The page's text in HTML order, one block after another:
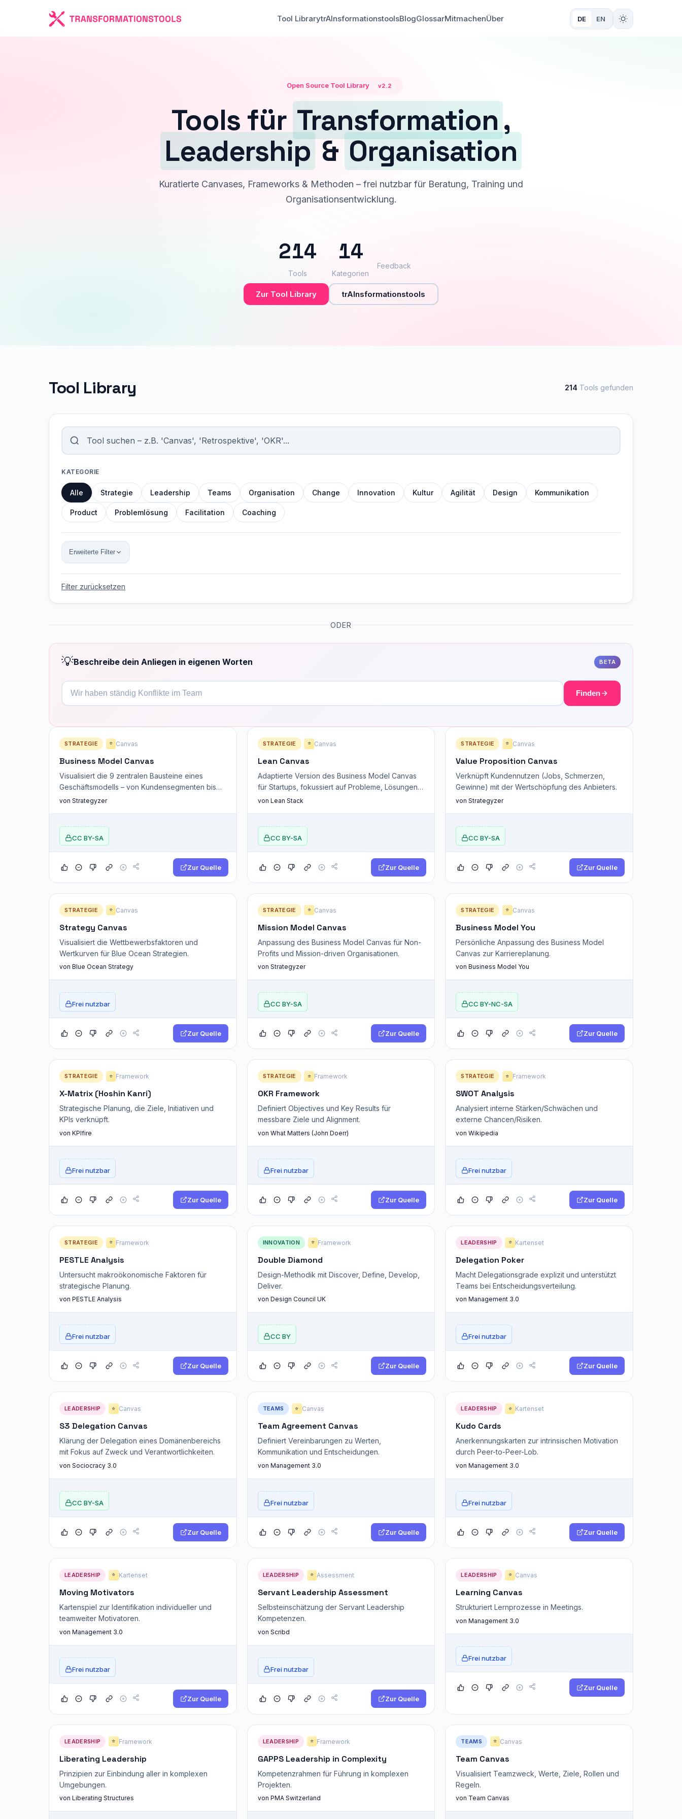
Tool LibrarytrAInsformationstoolsBlogGlossarMitmachenÜber DE EN
Open Source Tool Library v2.2
Tools für Transformation,
Leadership&Organisation
Kuratierte Canvases, Frameworks & Methoden – frei nutzbar für Beratung, Training und
Organisationsentwicklung.
214
Tools
14
Kategorien
Feedback
Zur Tool Library trAInsformationstools
Tool Library 214 Tools gefunden
KATEGORIE
Alle Strategie Leadership Teams Organisation Change Innovation Kultur Agilität Design Kommunikation
Product Problemlösung Facilitation Coaching
Erweiterte Filter
Filter zurücksetzen
ODER
💡Beschreibe dein Anliegen in eigenen Worten BETA
Finden
STRATEGIE ⭐ Canvas
Business Model Canvas
Visualisiert die 9 zentralen Bausteine eines
Geschäftsmodells – von Kundensegmenten bis
Ertragsströmen.
von Strategyzer
CC BY-SA
Zur Quelle
STRATEGIE ⭐ Canvas
Lean Canvas
Adaptierte Version des Business Model Canvas
für Startups, fokussiert auf Probleme, Lösungen
und Schlüsselannahmen.
von Lean Stack
CC BY-SA
Zur Quelle
STRATEGIE ⭐ Canvas
Value Proposition Canvas
Verknüpft Kundennutzen (Jobs, Schmerzen,
Gewinne) mit der Wertschöpfung des Anbieters.
von Strategyzer
CC BY-SA
Zur Quelle
STRATEGIE ⭐ Canvas
Strategy Canvas
Visualisiert die Wettbewerbsfaktoren und
Wertkurven für Blue Ocean Strategien.
von Blue Ocean Strategy
Frei nutzbar
Zur Quelle
STRATEGIE ⭐ Canvas
Mission Model Canvas
Anpassung des Business Model Canvas für Non-
Profits und Mission-driven Organisationen.
von Strategyzer
CC BY-SA
Zur Quelle
STRATEGIE ⭐ Canvas
Business Model You
Persönliche Anpassung des Business Model
Canvas zur Karriereplanung.
von Business Model You
CC BY-NC-SA
Zur Quelle
STRATEGIE ⭐ Framework
X-Matrix (Hoshin Kanri)
Strategische Planung, die Ziele, Initiativen und
KPIs verknüpft.
von KPIfire
Frei nutzbar
Zur Quelle
STRATEGIE ⭐ Framework
OKR Framework
Definiert Objectives und Key Results für
messbare Ziele und Alignment.
von What Matters (John Doerr)
Frei nutzbar
Zur Quelle
STRATEGIE ⭐ Framework
SWOT Analysis
Analysiert interne Stärken/Schwächen und
externe Chancen/Risiken.
von Wikipedia
Frei nutzbar
Zur Quelle
STRATEGIE ⭐ Framework
PESTLE Analysis
Untersucht makroökonomische Faktoren für
strategische Planung.
von PESTLE Analysis
Frei nutzbar
Zur Quelle
INNOVATION ⭐ Framework
Double Diamond
Design-Methodik mit Discover, Define, Develop,
Deliver.
von Design Council UK
CC BY
Zur Quelle
LEADERSHIP ⭐ Kartenset
Delegation Poker
Macht Delegationsgrade explizit und unterstützt
Teams bei Entscheidungsverteilung.
von Management 3.0
Frei nutzbar
Zur Quelle
LEADERSHIP ⭐ Canvas
S3 Delegation Canvas
Klärung der Delegation eines Domänenbereichs
mit Fokus auf Zweck und Verantwortlichkeiten.
von Sociocracy 3.0
CC BY-SA
Zur Quelle
TEAMS ⭐ Canvas
Team Agreement Canvas
Definiert Vereinbarungen zu Werten,
Kommunikation und Entscheidungen.
von Management 3.0
Frei nutzbar
Zur Quelle
LEADERSHIP ⭐ Kartenset
Kudo Cards
Anerkennungskarten zur intrinsischen Motivation
durch Peer-to-Peer-Lob.
von Management 3.0
Frei nutzbar
Zur Quelle
LEADERSHIP ⭐ Kartenset
Moving Motivators
Kartenspiel zur Identifikation individueller und
teamweiter Motivatoren.
von Management 3.0
Frei nutzbar
Zur Quelle
LEADERSHIP ⭐ Assessment
Servant Leadership Assessment
Selbsteinschätzung der Servant Leadership
Kompetenzen.
von Scribd
Frei nutzbar
Zur Quelle
LEADERSHIP ⭐ Canvas
Learning Canvas
Strukturiert Lernprozesse in Meetings.
von Management 3.0
Frei nutzbar
Zur Quelle
LEADERSHIP ⭐ Framework
Liberating Leadership
Prinzipien zur Einbindung aller in komplexen
Umgebungen.
von Liberating Structures
LEADERSHIP ⭐ Framework
GAPPS Leadership in Complexity
Kompetenzrahmen für Führung in komplexen
Projekten.
von PMA Switzerland
TEAMS ⭐ Canvas
Team Canvas
Visualisiert Teamzweck, Werte, Ziele, Rollen und
Regeln.
von Team Canvas